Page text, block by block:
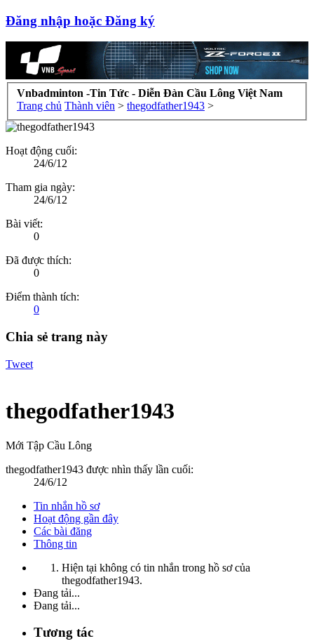
Đăng nhập hoặc Đăng ký
Vnbadminton -Tin Tức - Diễn Đàn Cầu Lông Việt Nam
Trang chủ Thành viên > thegodfather1943 >
Hoạt động cuối:
24/6/12
Tham gia ngày:
24/6/12
Bài viết:
0
Đã được thích:
0
Điểm thành tích:
0
Chia sẻ trang này
Tweet
thegodfather1943
Mới Tập Cầu Lông
thegodfather1943 được nhìn thấy lần cuối:
24/6/12
Tin nhắn hồ sơ
Hoạt động gần đây
Các bài đăng
Thông tin
Hiện tại không có tin nhắn trong hồ sơ của
thegodfather1943.
Đang tải...
Đang tải...
Tương tác